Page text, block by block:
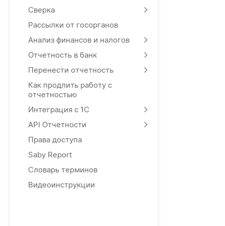
Сверка
Рассылки от госорганов
Анализ финансов и налогов
Отчетность в банк
Перенести отчетность
Как продлить работу с
отчетностью
Интеграция с 1С
API Отчетности
Права доступа
Saby Report
Словарь терминов
Видеоинструкции